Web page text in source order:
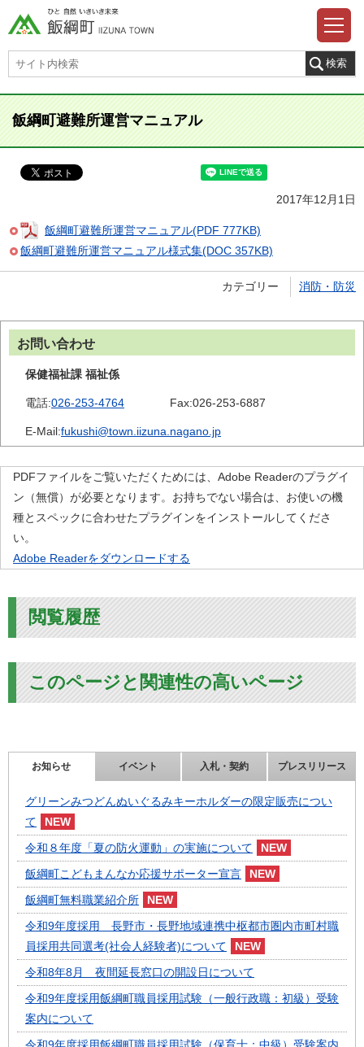
飯綱町避難所運営マニュアル
2017年12月1日
飯綱町避難所運営マニュアル(PDF 777KB)
飯綱町避難所運営マニュアル様式集(DOC 357KB)
カテゴリー 消防・防災
お問い合わせ
保健福祉課 福祉係
電話:026-253-4764 Fax:026-253-6887
E-Mail:fukushi@town.iizuna.nagano.jp
PDFファイルをご覧いただくためには、Adobe Readerのプラグイ
ン（無償）が必要となります。お持ちでない場合は、お使いの機
種とスペックに合わせたプラグインをインストールしてくださ
い。
Adobe Readerをダウンロードする
閲覧履歴
このページと関連性の高いページ
お知らせ イベント 入札・契約 プレスリリース
グリーンみつどんぬいぐるみキーホルダーの限定販売につい
て
令和８年度「夏の防火運動」の実施について
飯綱町こどもまんなか応援サポーター宣言
飯綱町無料職業紹介所
令和9年度採用 長野市・長野地域連携中枢都市圏内市町村職
員採用共同選考(社会人経験者)について
令和8年8月 夜間延長窓口の開設日について
令和9年度採用飯綱町職員採用試験（一般行政職：初級）受験
案内について